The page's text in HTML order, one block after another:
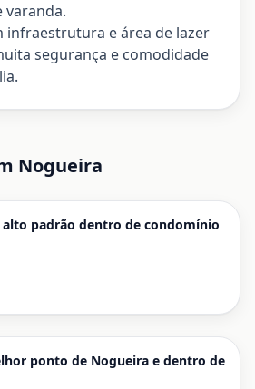
varanda.
infraestrutura e área de lazer
segurança e comodidade
Nogueira
alto padrão dentro de condomínio
ponto de Nogueira e dentro de